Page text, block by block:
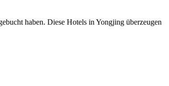
haben. Diese Hotels in Yongjing überzeugen